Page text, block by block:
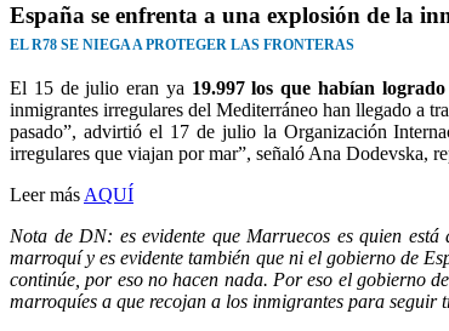
España se enfrenta a una explosión de la
EL R78 SE NIEGA A PROTEGER LAS FRONTERAS
El 15 de julio eran ya 19.997 los que habían
inmigrantes irregulares del Mediterráneo han llegado a
pasado”, advirtió el 17 de julio la Organización
irregulares que viajan por mar”, señaló Ana Dodevska,
Leer másAQUÍ
Nota de DN: es evidente que Marruecos es quien
marroquí y es evidente también que ni el gobierno de
continúe, por eso no hacen nada. Por eso el gobierno
marroquíes a que recojan a los inmigrantes para